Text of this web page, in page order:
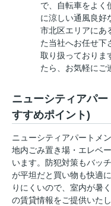
で、自転車をよく
に涼しい通風良好
市北区エリアにあ
た当社へお任せ下
取り扱っておりま
たら、お気軽にご
ニューシティアパ
すすめポイント)
ニューシティアパートメ
地内ごみ置き場・エレベ
います。防犯対策もバッ
が平坦だと買い物も快適
りにくいので、室内が暑
の賃貸情報をご提供いた